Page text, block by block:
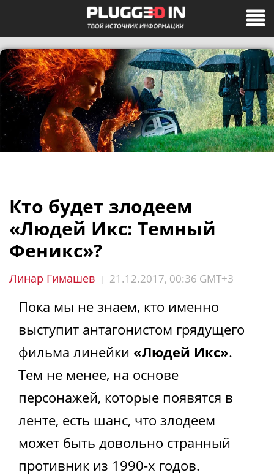
Кто будет злодеем
«Людей Икс: Темный
Феникс»?
Линар Гимашев | 21.12.2017, 00:36 GMT+3
Пока мы не знаем, кто именно
выступит антагонистом грядущего
фильма линейки «Людей Икс».
Тем не менее, на основе
персонажей, которые появятся в
ленте, есть шанс, что злодеем
может быть довольно странный
противник из 1990-х годов.